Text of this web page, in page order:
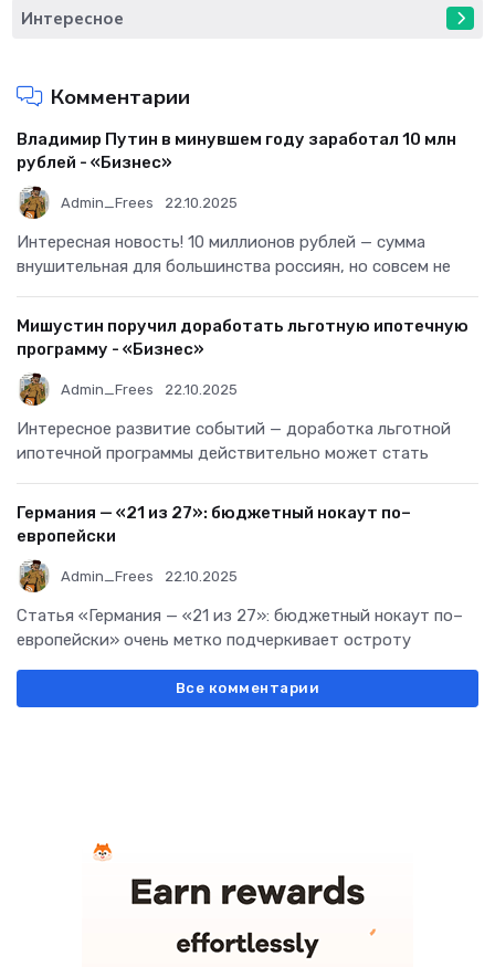
Интересное
Комментарии
Владимир Путин в минувшем году заработал 10 млн
рублей - «Бизнес»
Admin_Frees 22.10.2025
Интересная новость! 10 миллионов рублей — сумма
внушительная для большинства россиян, но совсем не
Мишустин поручил доработать льготную ипотечную
программу - «Бизнес»
Admin_Frees 22.10.2025
Интересное развитие событий — доработка льготной
ипотечной программы действительно может стать
Германия — «21 из 27»: бюджетный нокаут по–
европейски
Admin_Frees 22.10.2025
Статья «Германия — «21 из 27»: бюджетный нокаут по–
европейски» очень метко подчеркивает остроту
Все комментарии